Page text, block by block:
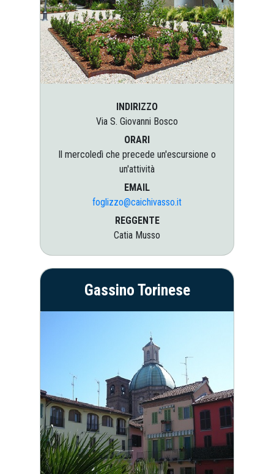
INDIRIZZO
Via S. Giovanni Bosco
ORARI
Il mercoledì che precede un'escursione o
un'attività
EMAIL
foglizzo@caichivasso.it
REGGENTE
Catia Musso
Gassino Torinese